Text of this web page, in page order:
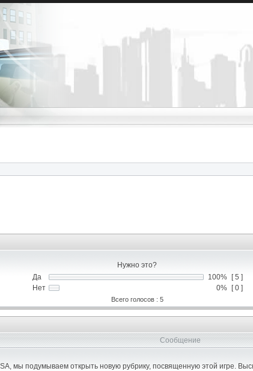
Нужно это?
Да
100%
[ 5 ]
Нет
0% [ 0 ]
Всего голосов : 5
Сообщение
мы подумываем открыть новую рубрику, посвященную этой игре.